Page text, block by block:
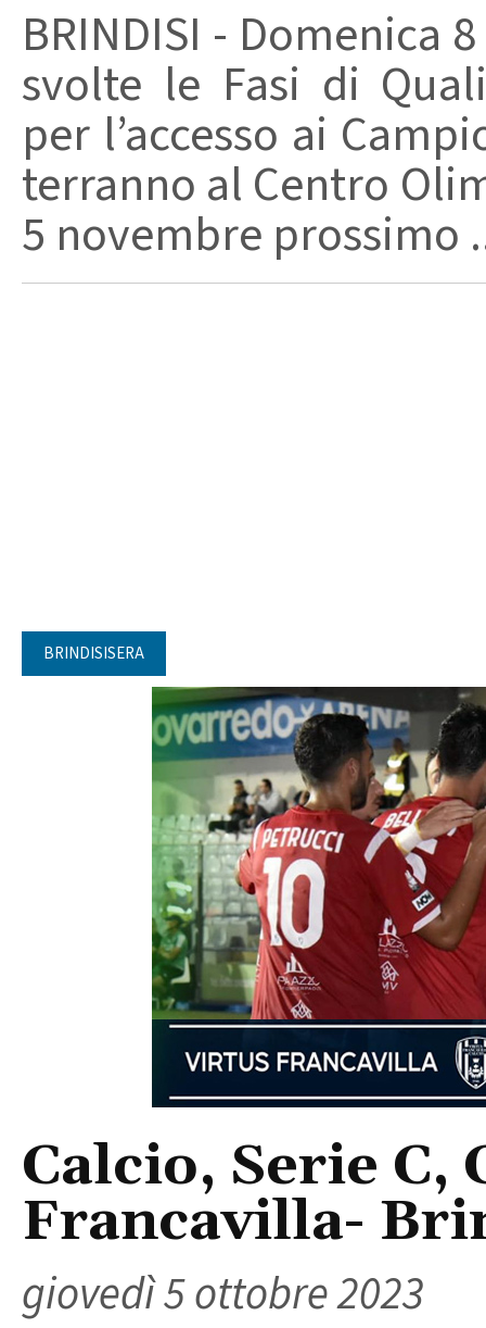
BRINDISI - Domenica
svolte le Fasi di
per l’accesso ai
terranno al Centro
5 novembre prossimo
BRINDISISERA
Calcio, Serie
Francavilla-
giovedì 5 ottobre 2023